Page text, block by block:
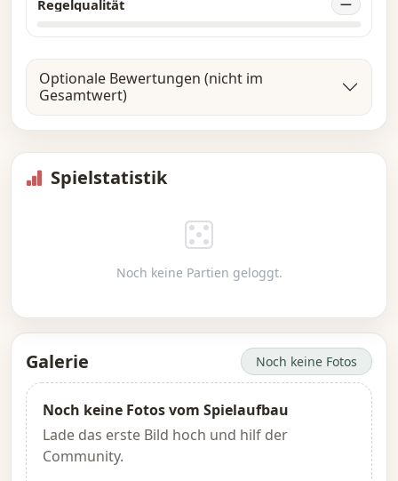
Regelqualität —
Optionale Bewertungen (nicht im
Gesamtwert)
Spielstatistik
Noch keine Partien geloggt.
Galerie Noch keine Fotos
Noch keine Fotos vom Spielaufbau
Lade das erste Bild hoch und hilf der
Community.